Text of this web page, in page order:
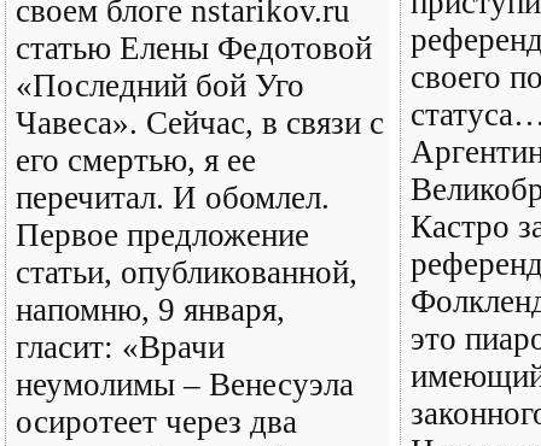
своем блоге nstarikov.ru
статью Елены Федотовой
«Последний бой Уго
Чавеса». Сейчас, в связи с
его смертью, я ее
перечитал. И обомлел.
Первое предложение
статьи, опубликованной,
напомню, 9 января,
гласит: «Врачи
неумолимы – Венесуэла
осиротеет через два
своего
Кастро
это
имеющий